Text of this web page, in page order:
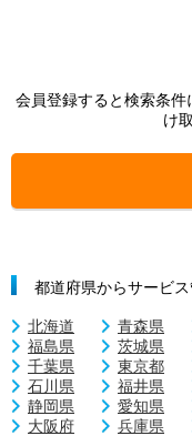
会員登録すると検索条
け
都道府県からサービ
北海道 青森県
福島県
茨城県
千葉県
東京都
石川県
福井県
静岡県
愛知県
大阪府
兵庫県